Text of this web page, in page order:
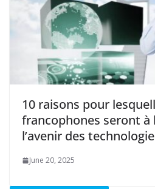
10 raisons pour
francophones seront à
l’avenir des
June 20, 2025